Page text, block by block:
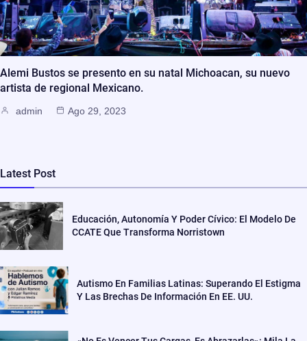
Alemi Bustos se presento en su natal Michoacan, su nuevo
artista de regional Mexicano.
admin Ago 29, 2023
Latest Post
Educación, Autonomía Y Poder Cívico: El Modelo De
CCATE Que Transforma Norristown
Autismo En Familias Latinas: Superando El Estigma
Y Las Brechas De Información En EE. UU.